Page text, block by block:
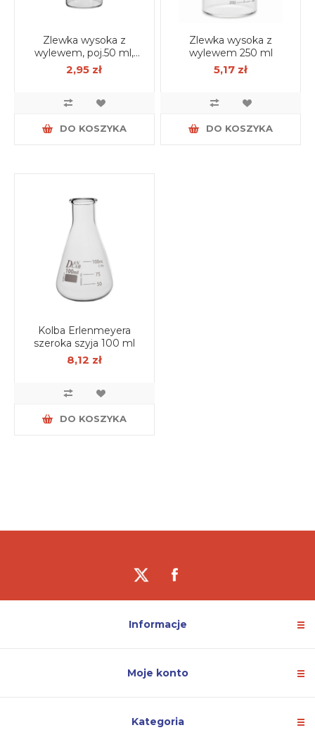
Zlewka wysoka z
wylewem, poj.50 ml,
borokrzem
2,95 zł
DO KOSZYKA
Zlewka wysoka z
wylewem 250 ml
5,17 zł
DO KOSZYKA
Kolba Erlenmeyera
szeroka szyja 100 ml
8,12 zł
DO KOSZYKA
Informacje
Moje konto
Kategoria